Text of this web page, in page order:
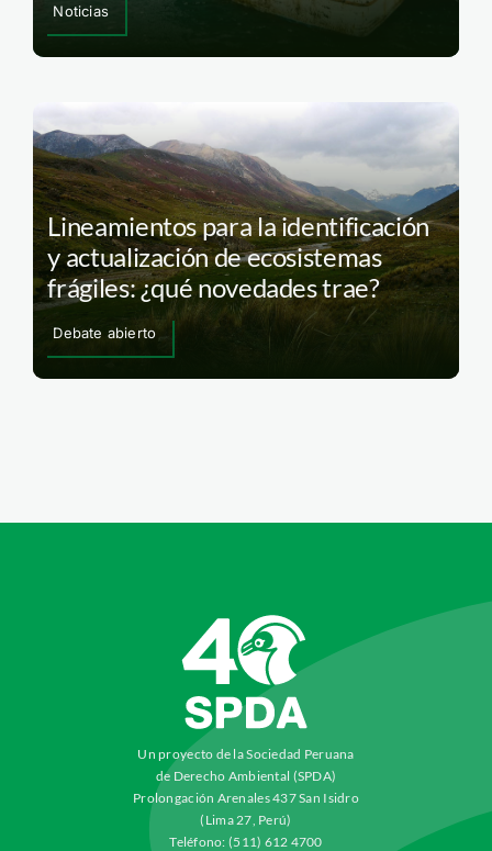
Noticias
Lineamientos para la identificación
y actualización de ecosistemas
frágiles: ¿qué novedades trae?
Debate abierto
Un proyecto de la Sociedad Peruana
de Derecho Ambiental (SPDA)
Prolongación Arenales 437 San Isidro
(Lima 27, Perú)
Teléfono: (511) 612 4700